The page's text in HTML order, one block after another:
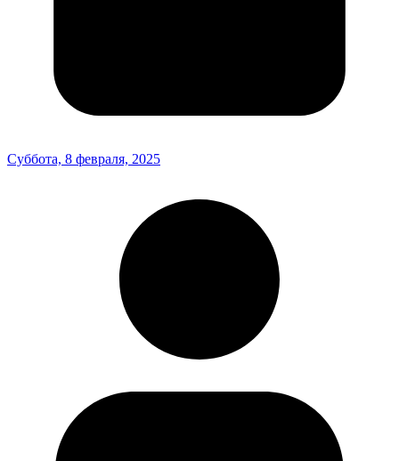
Суббота, 8 февраля, 2025